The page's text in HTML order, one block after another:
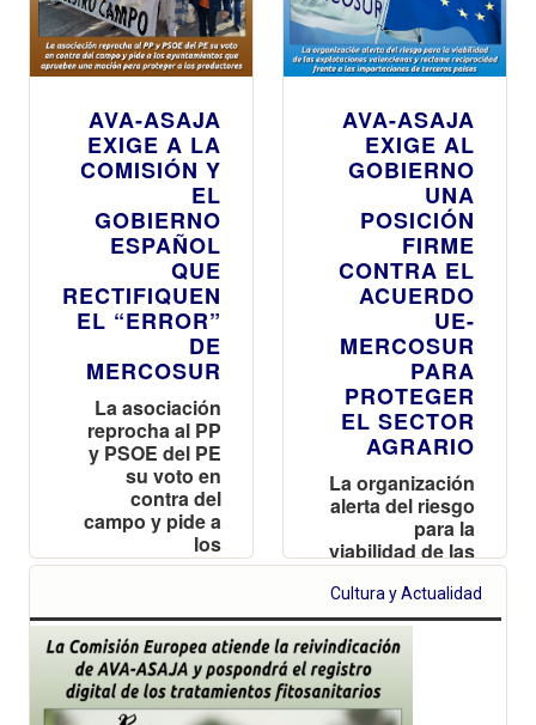
AVA-ASAJA
EXIGE A LA
COMISIÓN Y
EL
GOBIERNO
ESPAÑOL
QUE
RECTIFIQUEN
EL “ERROR”
DE
MERCOSUR
La asociación
reprocha al PP
y PSOE del PE
su voto en
contra del
campo y pide a
los
ayuntamientos
una moción
para proteger a
los productores
AVA-ASAJA
EXIGE AL
GOBIERNO
UNA
POSICIÓN
FIRME
CONTRA EL
ACUERDO
UE-
MERCOSUR
PARA
PROTEGER
EL SECTOR
AGRARIO
La organización
alerta del riesgo
para la
viabilidad de las
explotaciones
valencianas y
reclama
reciprocidad
importaciones
de terceros
Cultura y Actualidad